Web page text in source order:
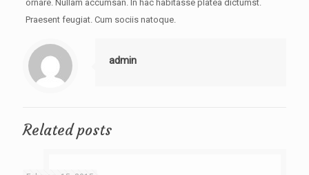
ornare. Nullam accumsan. In hac habitasse platea dictumst.
Praesent feugiat. Cum sociis natoque.
admin
Related posts